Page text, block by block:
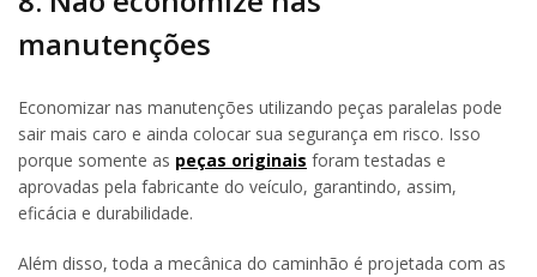
manutenções
Economizar nas manutenções utilizando peças paralelas pode
sair mais caro e ainda colocar sua segurança em risco. Isso
porque somente as peças originais foram testadas e
aprovadas pela fabricante do veículo, garantindo, assim,
eficácia e durabilidade.
Além disso, toda a mecânica do caminhão é projetada com as